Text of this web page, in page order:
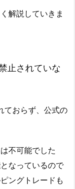
解説していきま
止されていな
ておらず、公式の
不可能でした
なっているので
ングトレードも